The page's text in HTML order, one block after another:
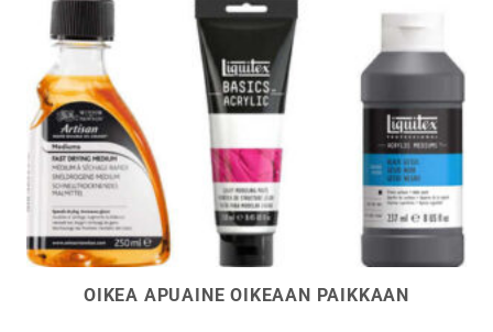
OIKEA APUAINE OIKEAAN PAIKKAAN